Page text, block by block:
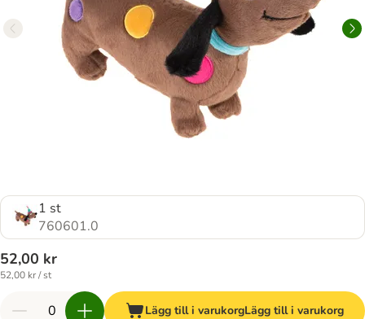
1 st
760601.0
52,00 kr
52,00 kr / st
Lägg till i varukorgLägg till i varukorg